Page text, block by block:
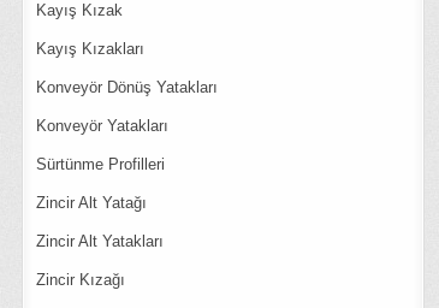
Kayış Kızak
Kayış Kızakları
Konveyör Dönüş Yatakları
Konveyör Yatakları
Sürtünme Profilleri
Zincir Alt Yatağı
Zincir Alt Yatakları
Zincir Kızağı